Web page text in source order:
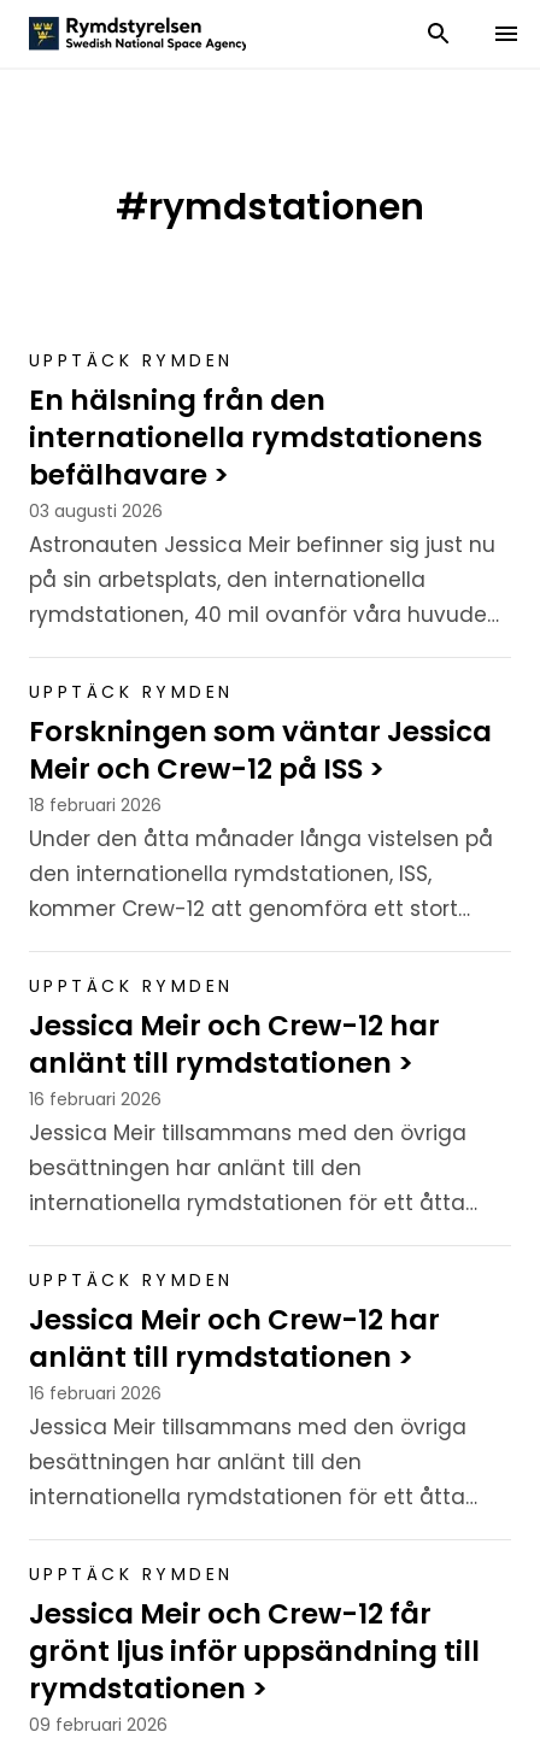
Visa och dölj
Visa
#rymdstationen
UPPTÄCK RYMDEN
En hälsning från den
internationella rymdstationens
befälhavare >
03 augusti 2026
Astronauten Jessica Meir befinner sig just nu
på sin arbetsplats, den internationella
rymdstationen, 40 mil ovanför våra huvuden.
Under Expedition 75 är den svensk-
amerikanska astronauten även...
UPPTÄCK RYMDEN
Forskningen som väntar Jessica
Meir och Crew-12 på ISS >
18 februari 2026
Under den åtta månader långa vistelsen på
den internationella rymdstationen, ISS,
kommer Crew-12 att genomföra ett stort
antal experiment. Forskningen spänner från
studier av människokroppen i...
UPPTÄCK RYMDEN
Jessica Meir och Crew-12 har
anlänt till rymdstationen >
16 februari 2026
Jessica Meir tillsammans med den övriga
besättningen har anlänt till den
internationella rymdstationen för ett åtta
månader långt uppdrag.
UPPTÄCK RYMDEN
Jessica Meir och Crew-12 har
anlänt till rymdstationen >
16 februari 2026
Jessica Meir tillsammans med den övriga
besättningen har anlänt till den
internationella rymdstationen för ett åtta
månader långt uppdrag.
UPPTÄCK RYMDEN
Jessica Meir och Crew-12 får
grönt ljus inför uppsändning till
rymdstationen >
09 februari 2026